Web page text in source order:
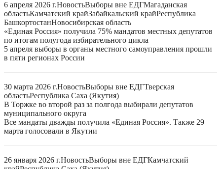
6 апреля 2026 г.НовостьВыборы вне ЕДГМагаданская
областьКамчатский крайЗабайкальский крайРеспублика
БашкортостанНовосибирская область
«Единая Россия» получила 75% мандатов местных депутатов
по итогам полугода избирательного цикла
5 апреля выборы в органы местного самоуправления прошли
в пяти регионах России
30 марта 2026 г.НовостьВыборы вне ЕДГТверская
областьРеспублика Саха (Якутия)
В Торжке во второй раз за полгода выбирали депутатов
муниципального округа
Все мандаты дважды получила «Единая Россия». Также 29
марта голосовали в Якутии
26 января 2026 г.НовостьВыборы вне ЕДГКамчатский